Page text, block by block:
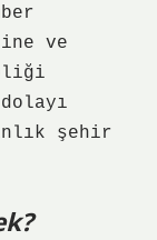
ve
şehir